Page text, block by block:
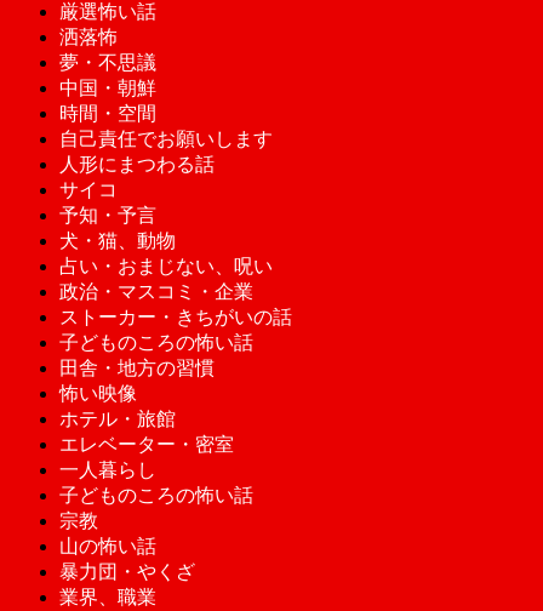
厳選怖い話
洒落怖
夢・不思議
中国・朝鮮
時間・空間
自己責任でお願いします
人形にまつわる話
サイコ
予知・予言
犬・猫、動物
占い・おまじない、呪い
政治・マスコミ・企業
ストーカー・きちがいの話
子どものころの怖い話
田舎・地方の習慣
怖い映像
ホテル・旅館
エレベーター・密室
一人暮らし
子どものころの怖い話
宗教
山の怖い話
暴力団・やくざ
業界、職業